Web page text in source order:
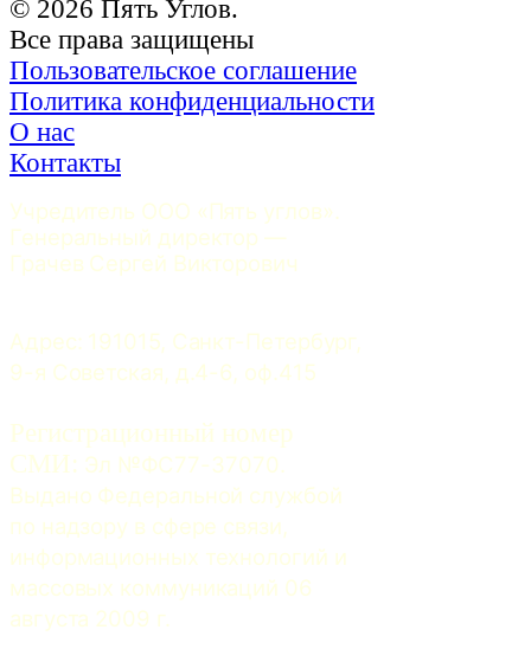
© 2026 Пять Углов.
Все права защищены
Пользовательское соглашение
Политика конфиденциальности
О нас
Контакты
Учредитель ООО «Пять углов».
Генеральный директор —
Грачев Сергей Викторович
Адрес: 191015, Санкт-Петербург,
9-я Советская, д.4-6, оф.415
Регистрационный номер
СМИ: Эл №ФС77-37070.
Выдано Федеральной службой
по надзору в сфере связи,
информационных технологий и
массовых коммуникаций 06
августа 2009 г.